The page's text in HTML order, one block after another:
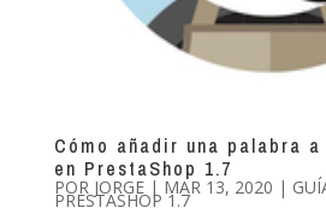
Cómo añadir una palabra
en PrestaShop 1.7
POR JORGE| MAR 13, 2020 |
PRESTASHOP 1.7